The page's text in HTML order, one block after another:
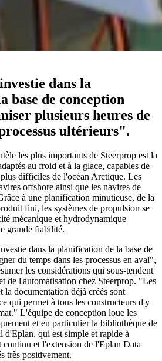
dans la
base de conception
plusieurs heures de
ultérieurs".
les plus importants de Steerprop est la
au froid et à la glace, capables de
difficiles de l'océan Arctique. Les
offshore ainsi que les navires de
à une planification minutieuse, de la
fini, les systèmes de propulsion se
mécanique et hydrodynamique
grande fiabilité.
dans la planification de la base de
du temps dans les processus en aval",
les considérations qui sous-tendent
de l'automatisation chez Steerprop. "Les
la documentation déjà créés sont
qui permet à tous les constructeurs d'y
L'équipe de conception loue les
et en particulier la bibliothèque de
d'Eplan, qui est simple et rapide à
continu et l'extension de l'Eplan Data
très positivement.